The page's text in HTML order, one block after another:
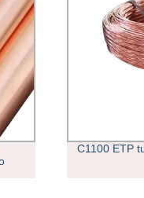
Compresión